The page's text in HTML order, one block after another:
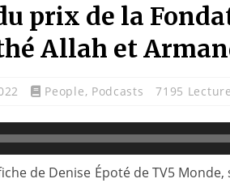
prix de la
Allah et
People, Podcasts 7195
de Denise Époté de TV5